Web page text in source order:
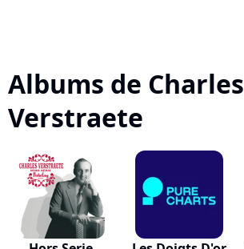
Albums de Charles
Verstraete